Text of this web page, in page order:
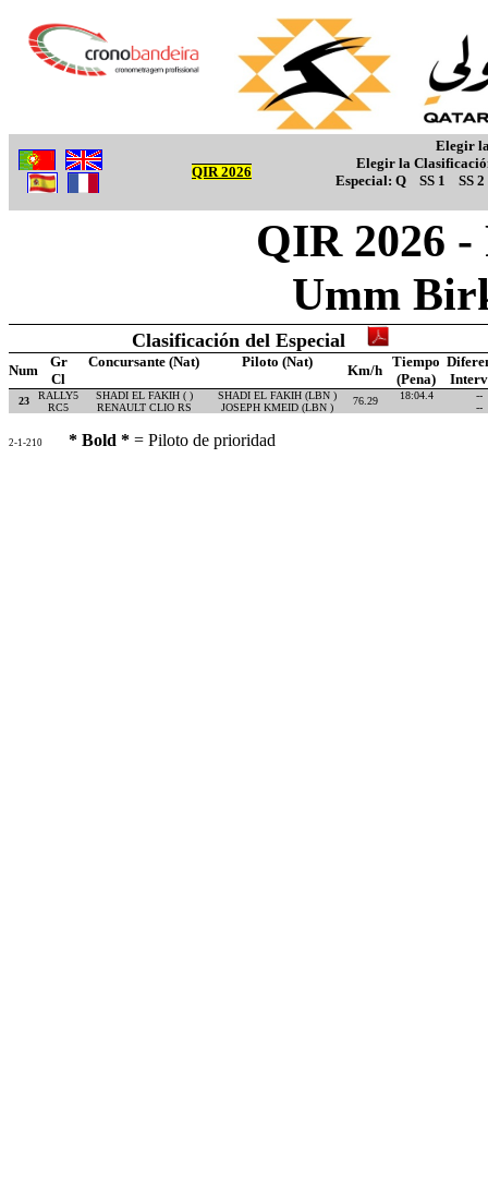
QIR 2026
Elegir
Elegir la
Especial: Q SS 1 SS 2
QIR 2026
Umm
Clasificación del Especial
Num
Gr Concursante (Nat) Piloto (Nat)
Km/h
Tiempo
Cl
(Pena)
23 RALLY5 SHADI EL FAKIH ( ) SHADI EL FAKIH (LBN ) 76.29 18:04.4
--
RC5
RENAULT CLIO RS JOSEPH KMEID (LBN ) --
2-1-210 * Bold * = Piloto de prioridad